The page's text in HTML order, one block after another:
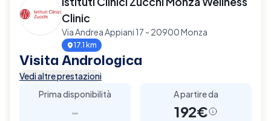
Clinic
Via Andrea Appiani 17 - 20900 Monza
17.1 km
Visita Andrologica
Vedi altre prestazioni
Prima disponibilità
-
A partire da
192€